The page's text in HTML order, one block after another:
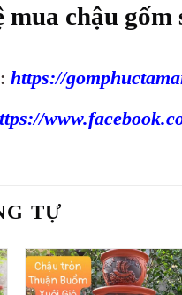
chậu gốm
https://
TỰ